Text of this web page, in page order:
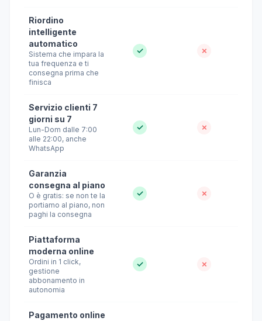
Riordino
intelligente
automatico
Sistema che impara la
tua frequenza e ti
consegna prima che
finisca
✓ ✗
Servizio clienti 7
giorni su 7
Lun-Dom dalle 7:00
alle 22:00, anche
WhatsApp
✓ ✗
Garanzia
consegna al piano
O è gratis: se non te la
portiamo al piano, non
paghi la consegna
✓ ✗
Piattaforma
moderna online
Ordini in 1 click,
gestione
abbonamento in
autonomia
✓ ✗
Pagamento online